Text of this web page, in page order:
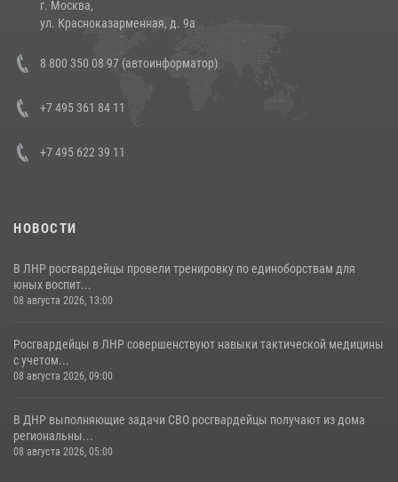
14 июля 2026, 12:20
Состоялась рабочая встреча директора Росгвардии Героя России
генерала армии Виктора Золотова с заместителем полномочного
представителя Президента Российской Федерации в Северо-
Кавказском федеральном округе Виталием Кузнецовым
г. Москва,
ул. Красноказарменная, д. 9а
8 800 350 08 97 (автоинформатор)
+7 495 361 84 11
+7 495 622 39 11
НОВОСТИ
В ЛНР росгвардейцы провели тренировку по единоборствам для
юных воспит...
08 августа 2026, 13:00
Росгвардейцы в ЛНР совершенствуют навыки тактической медицины
с учетом...
08 августа 2026, 09:00
В ДНР выполняющие задачи СВО росгвардейцы получают из дома
региональны...
08 августа 2026, 05:00